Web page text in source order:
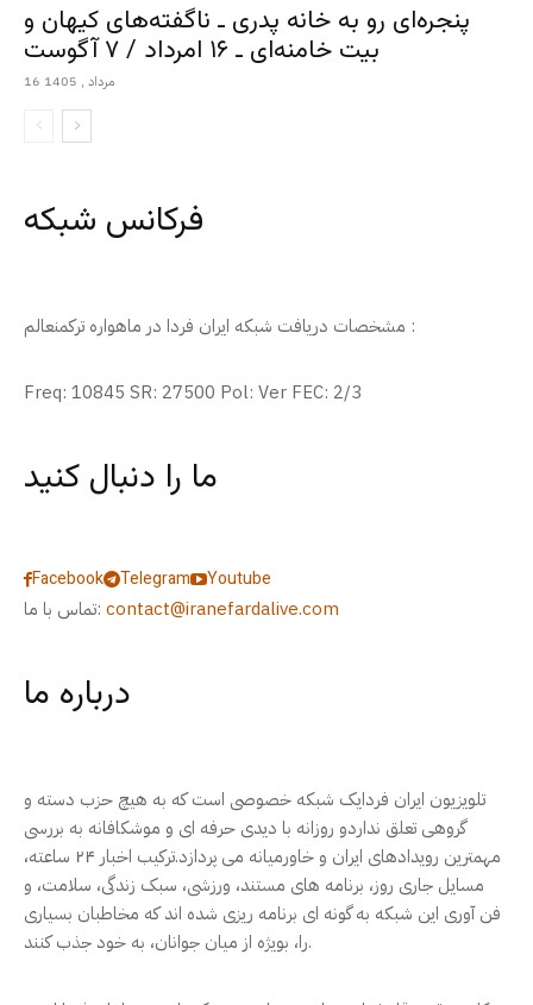
پنجره‌ای رو به خانه پدری ـ ناگفته‌های کیهان و
بیت خامنه‌ای ـ ۱۶ امرداد / ۷ آگوست
16 مرداد , 1405
فرکانس شبکه
مشخصات دریافت شبکه ایران فردا در ماهواره ترکمنعالم :
Freq: 10845 SR: 27500 Pol: Ver FEC: 2/3
ما را دنبال کنید
Facebook Telegram
Youtube
تماس با ما: contact@iranefardalive.com
درباره ما
تلویزیون ایران فردایک شبکه خصوصی است که به هیچ حزب دسته و
گروهی تعلق نداردو روزانه با دیدی حرفه ای و موشکافانه به بررسی
مهمترین رویدادهای ایران و خاورمیانه می پردازد.ترکیب اخبار ۲۴ ساعته،
مسایل جاری روز، برنامه های مستند، ورزشی، سبک زندگی، سلامت، و
فن آوری این شبکه به گونه ای برنامه ریزی شده اند که مخاطبان بسیاری
را، بویژه از میان جوانان، به خود جذب کنند.